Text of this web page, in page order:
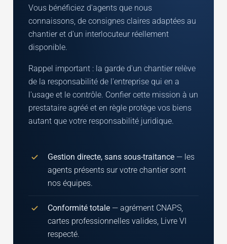
Vous bénéficiez d'agents que nous
connaissons, de consignes claires adaptées au
chantier et d'un interlocuteur réellement
disponible.
Rappel important : la garde d'un chantier relève
de la responsabilité de l'entreprise qui en a
l'usage et le contrôle. Confier cette mission à un
prestataire agréé et en règle protège vos biens
autant que votre responsabilité juridique.
Gestion directe, sans sous-traitance — les
agents présents sur votre chantier sont
nos équipes.
Conformité totale — agrément CNAPS,
cartes professionnelles valides, Livre VI
respecté.